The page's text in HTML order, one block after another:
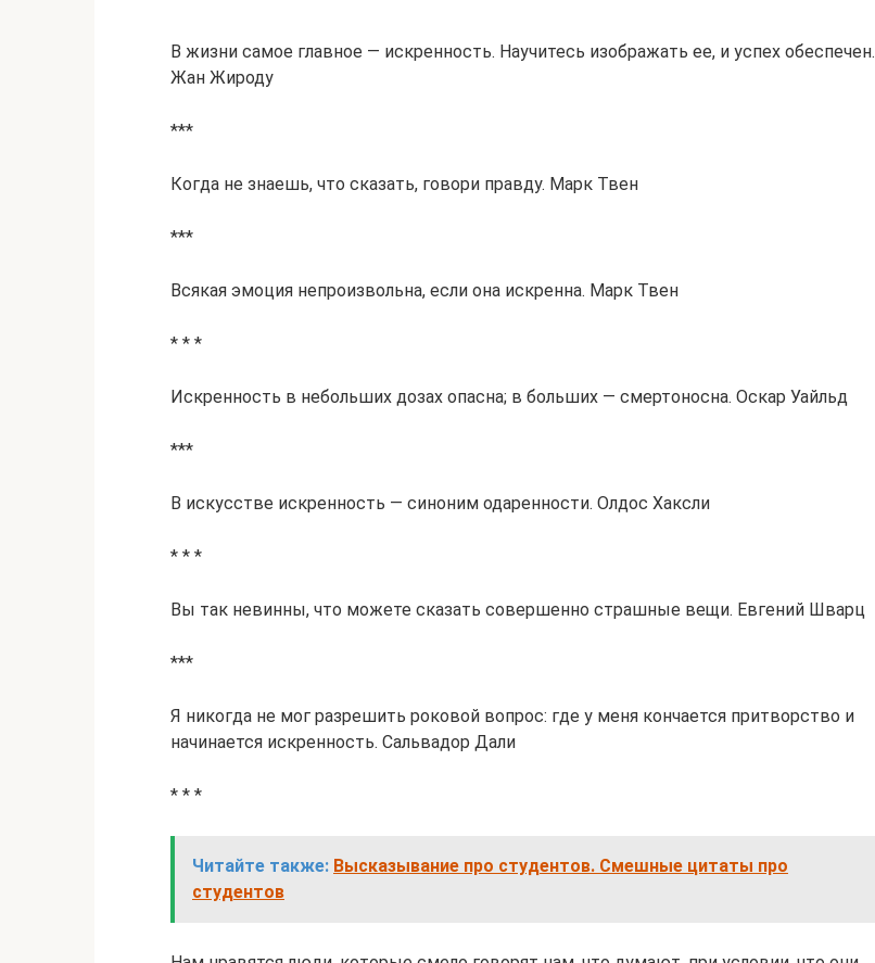
В жизни самое главное — искренность. Научитесь изображать ее, и успех обеспечен.
Жан Жироду
***
Когда не знаешь, что сказать, говори правду. Марк Твен
***
Всякая эмоция непроизвольна, если она искренна. Марк Твен
* * *
Искренность в небольших дозах опасна; в больших — смертоносна. Оскар Уайльд
***
В искусстве искренность — синоним одаренности. Олдос Хаксли
* * *
Вы так невинны, что можете сказать совершенно страшные вещи. Евгений Шварц
***
Я никогда не мог разрешить роковой вопрос: где у меня кончается притворство и
начинается искренность. Сальвадор Дали
* * *
Читайте также: Высказывание про студентов. Смешные цитаты про
студентов